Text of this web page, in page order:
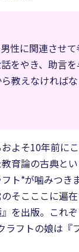
性に関連させ
をやき、助言
教えなければな
よそ10年前に
育論の古典と
ト*が噛みつき
そこここに遍
を出版。これ
ラフトの娘は